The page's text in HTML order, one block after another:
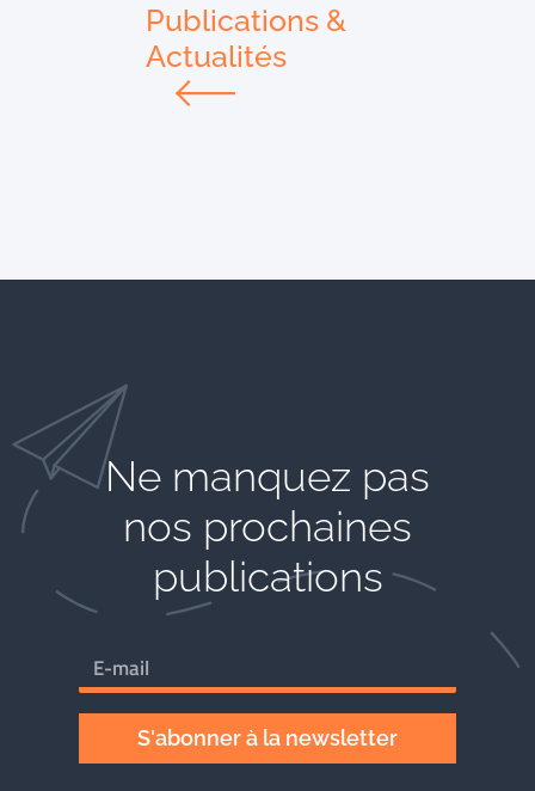
Publications &
Actualités
Ne manquez pas
nos prochaines
publications
S'abonner à la newsletter